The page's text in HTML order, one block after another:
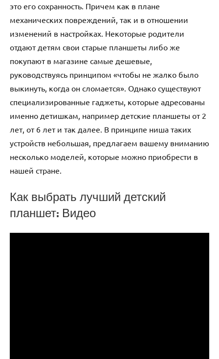
это его сохранность. Причем как в плане
механических повреждений, так и в отношении
изменений в настройках. Некоторые родители
отдают детям свои старые планшеты либо же
покупают в магазине самые дешевые,
руководствуясь принципом «чтобы не жалко было
выкинуть, когда он сломается». Однако существуют
специализированные гаджеты, которые адресованы
именно детишкам, например детские планшеты от 2
лет, от 6 лет и так далее. В принципе ниша таких
устройств небольшая, предлагаем вашему вниманию
несколько моделей, которые можно приобрести в
нашей стране.
Как выбрать лучший детский
планшет: Видео